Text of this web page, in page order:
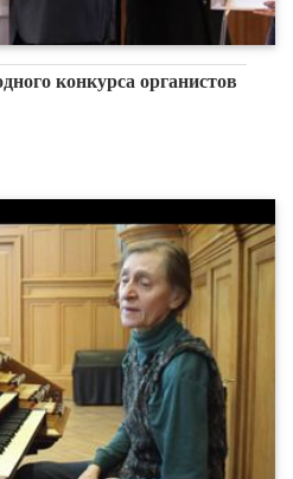
конкурса органистов